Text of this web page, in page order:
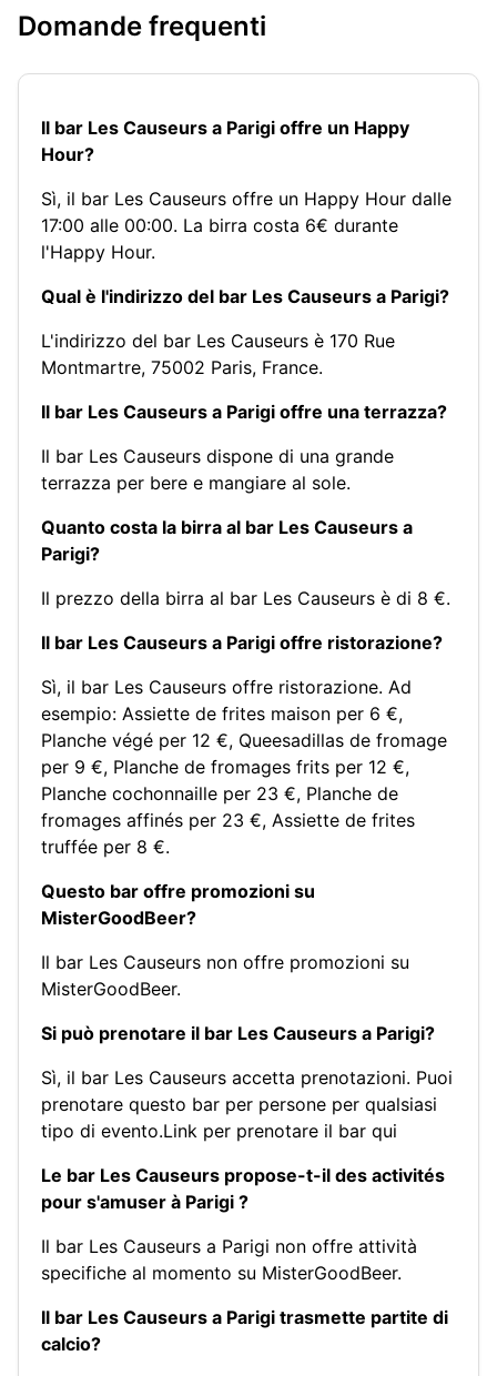
Domande frequenti
Il bar Les Causeurs a Parigi offre un Happy
Hour?
Sì, il bar Les Causeurs offre un Happy Hour dalle
17:00 alle 00:00. La birra costa 6€ durante
l'Happy Hour.
Qual è l'indirizzo del bar Les Causeurs a Parigi?
L'indirizzo del bar Les Causeurs è 170 Rue
Montmartre, 75002 Paris, France.
Il bar Les Causeurs a Parigi offre una terrazza?
Il bar Les Causeurs dispone di una grande
terrazza per bere e mangiare al sole.
Quanto costa la birra al bar Les Causeurs a
Parigi?
Il prezzo della birra al bar Les Causeurs è di 8 €.
Il bar Les Causeurs a Parigi offre ristorazione?
Sì, il bar Les Causeurs offre ristorazione. Ad
esempio: Assiette de frites maison per 6 €,
Planche végé per 12 €, Queesadillas de fromage
per 9 €, Planche de fromages frits per 12 €,
Planche cochonnaille per 23 €, Planche de
fromages affinés per 23 €, Assiette de frites
truffée per 8 €.
Questo bar offre promozioni su
MisterGoodBeer?
Il bar Les Causeurs non offre promozioni su
MisterGoodBeer.
Si può prenotare il bar Les Causeurs a Parigi?
Sì, il bar Les Causeurs accetta prenotazioni. Puoi
prenotare questo bar per persone per qualsiasi
tipo di evento.Link per prenotare il bar qui
Le bar Les Causeurs propose-t-il des activités
pour s'amuser à Parigi ?
Il bar Les Causeurs a Parigi non offre attività
specifiche al momento su MisterGoodBeer.
Il bar Les Causeurs a Parigi trasmette partite di
calcio?